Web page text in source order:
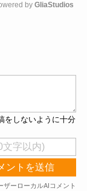
by GliaStudios